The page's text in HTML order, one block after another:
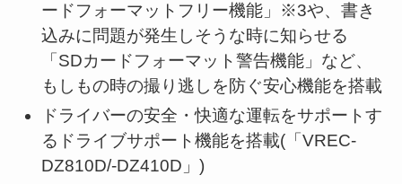
ードフォーマットフリー機能」※3や、書き
込みに問題が発生しそうな時に知らせる
「SDカードフォーマット警告機能」など、
もしもの時の撮り逃しを防ぐ安心機能を搭載
ドライバーの安全・快適な運転をサポートす
るドライブサポート機能を搭載(「VREC-
DZ810D/-DZ410D」)